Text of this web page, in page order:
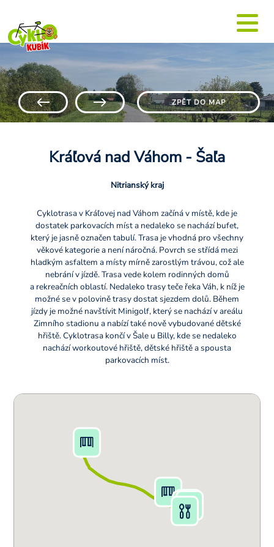
ZPĚT DO MAP
Kráľová nad Váhom - Šaľa
Nitrianský kraj
Cyklotrasa v Kráľovej nad Váhom začíná v místě, kde je
dostatek parkovacích míst a nedaleko se nachází bufet,
který je jasně označen tabulí. Trasa je vhodná pro všechny
věkové kategorie a není náročná. Povrch se střídá mezi
hladkým asfaltem a místy mírně zarostlým trávou, což ale
nebrání v jízdě. Trasa vede kolem rodinných domů
a rekreačních oblastí. Nedaleko trasy teče řeka Váh, k níž je
možné se v polovině trasy dostat sjezdem dolů. Během
jízdy je možné navštívit Minigolf, který se nachází v areálu
Zimního stadionu a nabízí také nově vybudované dětské
hřiště. Cyklotrasa končí v Šale u Billy, kde se nedaleko
nachází workoutové hřiště, dětské hřiště a spousta
parkovacích míst.